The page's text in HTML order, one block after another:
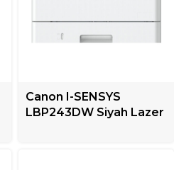
Canon I-SENSYS
LBP243DW Siyah Lazer